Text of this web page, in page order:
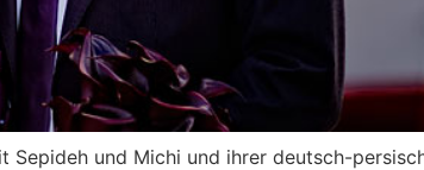
Sepideh und Michi und ihrer deutsch-